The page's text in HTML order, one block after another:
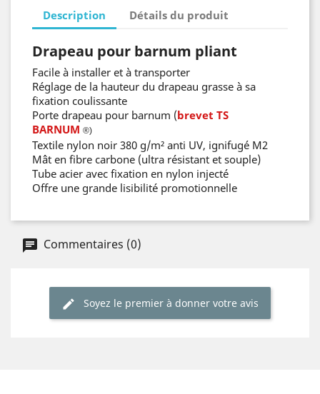
Description Détails du produit
Drapeau pour barnum pliant
Facile à installer et à transporter
Réglage de la hauteur du drapeau grasse à sa
fixation coulissante
Porte drapeau pour barnum (brevet TS
BARNUM ®)
Textile nylon noir 380 g/m² anti UV, ignifugé M2
Mât en fibre carbone (ultra résistant et souple)
Tube acier avec fixation en nylon injecté
Offre une grande lisibilité promotionnelle
Commentaires (0)
Soyez le premier à donner votre avis